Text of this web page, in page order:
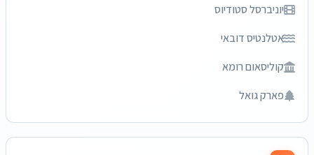
יוניברסל סטודיוס
אטלנטיס דובאי
קוליסאום רומא
פארק גואל